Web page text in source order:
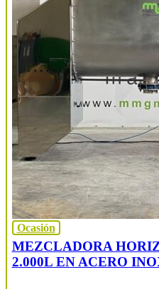
Ocasión
MEZCLADORA
2.000L EN ACERO